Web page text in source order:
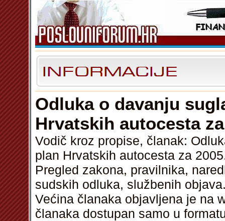
Odluka o davanju
Hrvatskih autocesta
Vodič kroz propise, članak:
plan Hrvatskih autocesta za
Pregled zakona, pravilnika,
sudskih odluka, službenih
Većina članaka objavljena je na
članaka dostupan samo u